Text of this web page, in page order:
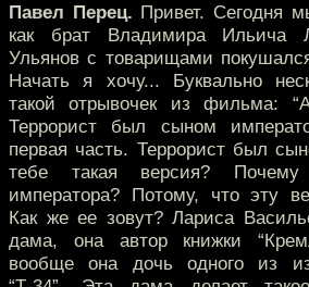
Павел Перец. Привет. Сегодня
как брат Владимира Ильича
Ульянов с товарищами
Начать я хочу... Буквально
такой отрывочек из фильма:
Террорист был сыном
первая часть. Террорист был
тебе такая версия?
императора? Потому, что эту
Как же ее зовут? Лариса
дама, она автор книжки
вообще она дочь одного из